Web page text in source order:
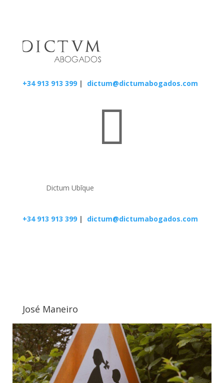
+34 913 913 399| dictum@dictumabogados.com

Dictum Ubīque
+34 913 913 399| dictum@dictumabogados.com
José Maneiro